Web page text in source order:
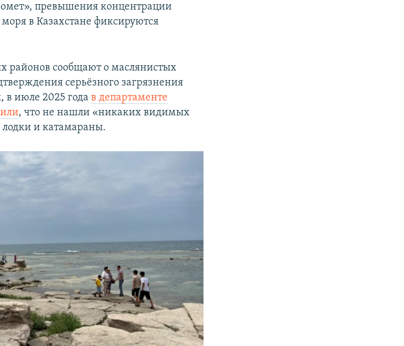
превышения концентрации
в Казахстане фиксируются
районов сообщают о маслянистых
серьёзного загрязнения
в июле 2025 годав департаменте
, что не нашли «никаких видимых
и катамараны.